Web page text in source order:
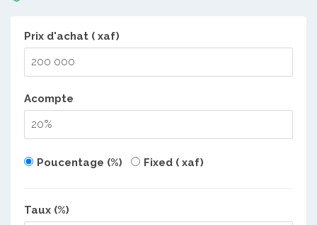
Prix d'achat ( xaf)
Acompte
Poucentage (%) Fixed ( xaf)
Taux (%)